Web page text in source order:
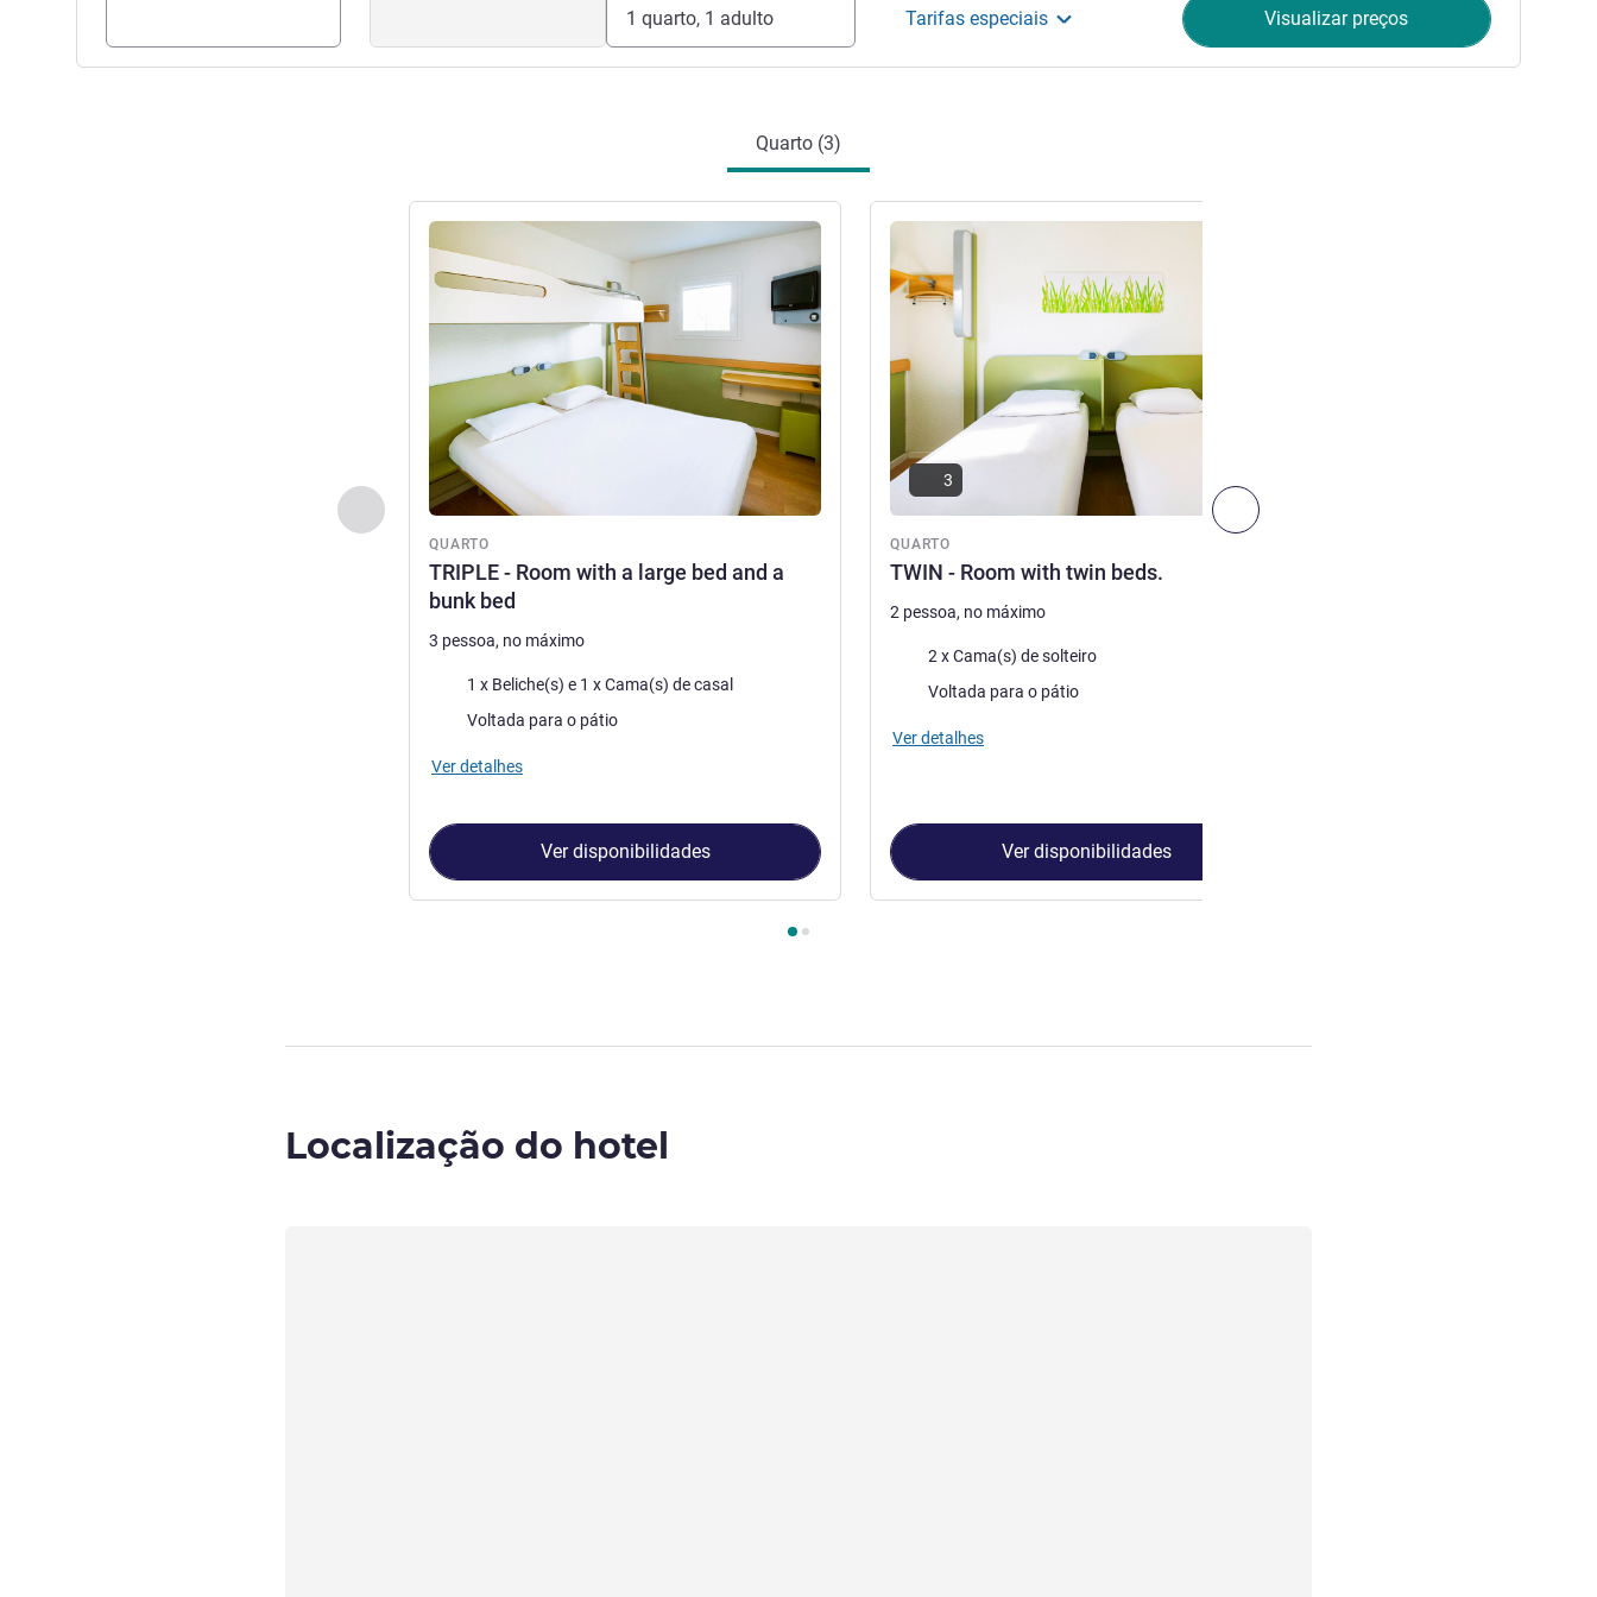
1 quarto, 1 adulto Tarifas especiais Visualizar preços
Quarto (3)
Anterior - Quarto Próximo - Quarto
QUARTO
TRIPLE - Room with a large bed and a
bunk bed
Ver detalhes
3 pessoa, no máximo
Roupa de cama
1 x Beliche(s) e 1 x Cama(s) de casal
Vistas:Voltada para o pátio
Ver detalhes
Ver disponibilidades
QUARTO
TWIN - Room with twin beds.
Ver detalhes
3
2 pessoa, no máximo
Roupa de cama
2 x Cama(s) de solteiro
Vistas:Voltada para o pátio
Ver detalhes
Ver disponibilidades
Localização do hotel